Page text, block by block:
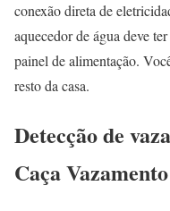
conexão direta de
aquecedor de água deve
painel de alimentação.
resto da casa.
Detecção de
Caça